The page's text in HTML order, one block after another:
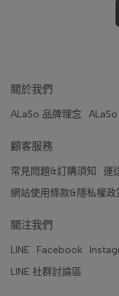
關於我們
ALaSo 品牌理念
顧客服務
常見問題&訂購須知 運
網站使用條款&隱私權政
關注我們
LINE Facebook
LINE 社群討論區